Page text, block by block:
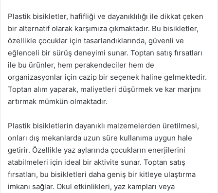
Plastik bisikletler, hafifliği ve dayanıklılığı ile dikkat çeken
bir alternatif olarak karşımıza çıkmaktadır. Bu bisikletler,
özellikle çocuklar için tasarlandıklarında, güvenli ve
eğlenceli bir sürüş deneyimi sunar. Toptan satış fırsatları
ile bu ürünler, hem perakendeciler hem de
organizasyonlar için cazip bir seçenek haline gelmektedir.
Toptan alım yaparak, maliyetleri düşürmek ve kar marjını
artırmak mümkün olmaktadır.
Plastik bisikletlerin dayanıklı malzemelerden üretilmesi,
onları dış mekanlarda uzun süre kullanıma uygun hale
getirir. Özellikle yaz aylarında çocukların enerjilerini
atabilmeleri için ideal bir aktivite sunar. Toptan satış
fırsatları, bu bisikletleri daha geniş bir kitleye ulaştırma
imkanı sağlar. Okul etkinlikleri, yaz kampları veya